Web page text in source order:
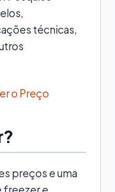
técnicas,
o Preço
preços e uma